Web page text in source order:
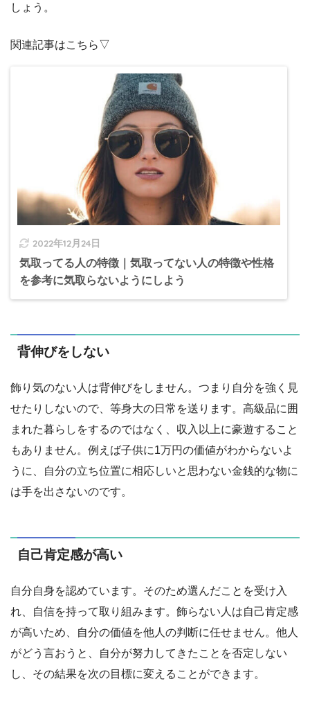
しょう。
関連記事はこちら▽
2022年12月24日
気取ってる人の特徴｜気取ってない人の特徴や性格
を参考に気取らないようにしよう
背伸びをしない
飾り気のない人は背伸びをしません。つまり自分を強く見
せたりしないので、等身大の日常を送ります。高級品に囲
まれた暮らしをするのではなく、収入以上に豪遊すること
もありません。例えば子供に1万円の価値がわからないよ
うに、自分の立ち位置に相応しいと思わない金銭的な物に
は手を出さないのです。
自己肯定感が高い
自分自身を認めています。そのため選んだことを受け入
れ、自信を持って取り組みます。飾らない人は自己肯定感
が高いため、自分の価値を他人の判断に任せません。他人
がどう言おうと、自分が努力してきたことを否定しない
し、その結果を次の目標に変えることができます。